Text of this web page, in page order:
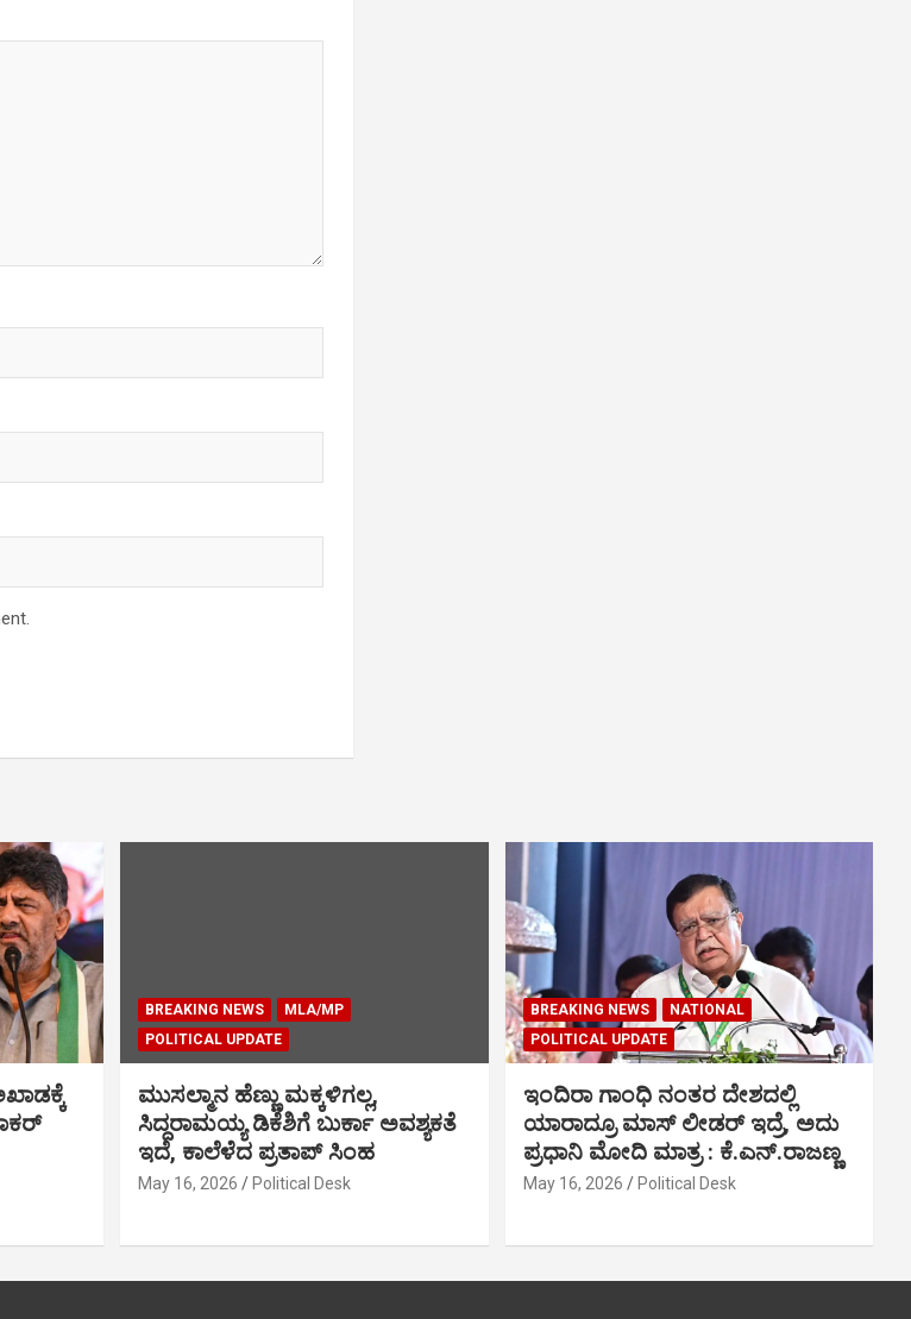
BREAKING NEWS
MLA/MP
POLITICAL UPDATE
ಮುಸಲ್ಮಾನ ಹೆಣ್ಣು ಮಕ್ಕಳಿಗಲ್ಲ,
ಸಿದ್ದರಾಮಯ್ಯ ಡಿಕೆಶಿಗೆ ಬುರ್ಕಾ ಅವಶ್ಯಕತೆ
ಇದೆ, ಕಾಲೆಳೆದ ಪ್ರತಾಪ್ ಸಿಂಹ
May 16, 2026 Political Desk
BREAKING NEWS
NATIONAL
POLITICAL UPDATE
ಇಂದಿರಾ ಗಾಂಧಿ ನಂತರ ದೇಶದಲ್ಲಿ
ಯಾರಾದ್ರೂ ಮಾಸ್ ಲೀಡರ್ ಇದ್ರೆ, ಅದು
ಪ್ರಧಾನಿ ಮೋದಿ ಮಾತ್ರ : ಕೆ.ಎನ್.ರಾಜಣ್ಣ
May 16, 2026 Political Desk